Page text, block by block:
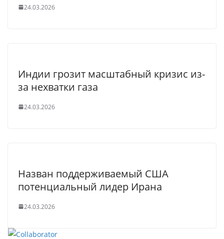
24.03.2026
Индии грозит масштабный кризис из-
за нехватки газа
24.03.2026
Назван поддерживаемый США
потенциальный лидер Ирана
24.03.2026